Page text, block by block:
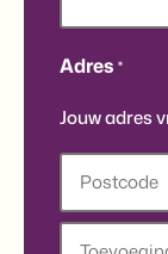
Adres *
Jouw adres
Postcode